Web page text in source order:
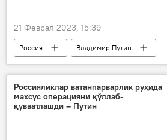
21 Феврал 2023, 15:39
Россия
Владимир Путин
нутқ
нутқ сўзлади
МДҲ
Ғарб
рангли инқилоблар
Россияликлар ватанпарварлик руҳида
махсус операцияни қўллаб-
қувватлашди – Путин